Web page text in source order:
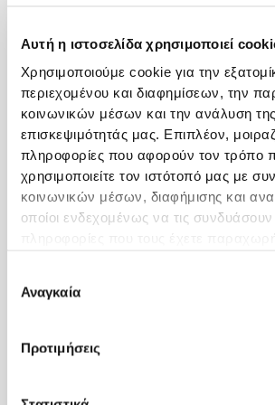
Αυτή η ιστοσελίδα χρησιμοποιεί
Χρησιμοποιούμε cookie για την
περιεχομένου και διαφημίσεων, την
κοινωνικών μέσων και την ανάλυση της
επισκεψιμότητάς μας. Επιπλέον,
πληροφορίες που αφορούν τον τρόπο
χρησιμοποιείτε τον ιστότοπό μας με
κοινωνικών μέσων, διαφήμισης και
οποίοι ενδεχομένως να τις
συγκατάθεσης
Αναγκαία
Προτιμήσεις
του καθώς
καλοήθων
στομάχου
Καλοήθεις
στομάχου,
των όγκων